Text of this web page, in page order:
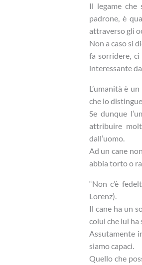
Il legame
padrone, è
attraverso gli
Non a caso si
fa sorridere,
interessante
L’umanità è
che lo
Se dunque
attribuire
dall’uomo.
Ad un cane
abbia torto o
“Non c’è
Lorenz).
Il cane ha un
colui che lui ha
Assutamente
siamo capaci.
Quello che